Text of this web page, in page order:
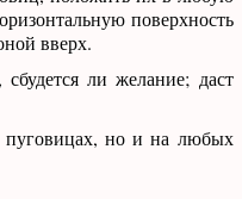
поверхность
вверх.
сбудется ли желание; даст
пуговицах, но и на любых